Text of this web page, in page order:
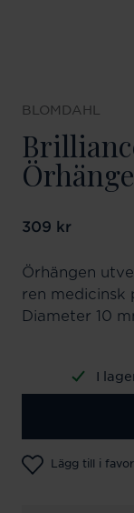
BLOMDAHL
Pris:309 kr
309 kr
Örhängen
ren medicinsk
Diameter 10
I
Lägg till i